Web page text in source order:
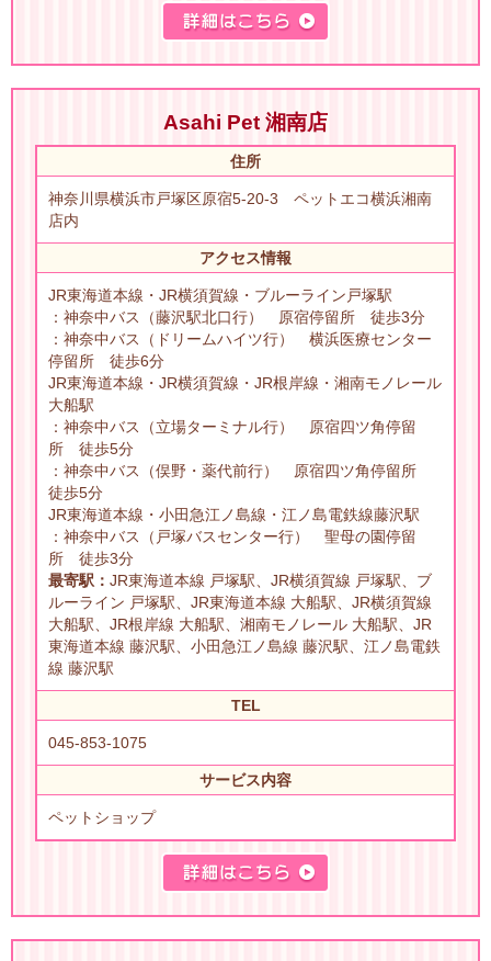
Asahi Pet 湘南店
住所
神奈川県横浜市戸塚区原宿5-20-3 ペットエコ横浜湘南
店内
アクセス情報
JR東海道本線・JR横須賀線・ブルーライン戸塚駅
：神奈中バス（藤沢駅北口行） 原宿停留所 徒歩3分
：神奈中バス（ドリームハイツ行） 横浜医療センター
停留所 徒歩6分
JR東海道本線・JR横須賀線・JR根岸線・湘南モノレール
大船駅
：神奈中バス（立場ターミナル行） 原宿四ツ角停留
所 徒歩5分
：神奈中バス（俣野・薬代前行） 原宿四ツ角停留所
徒歩5分
JR東海道本線・小田急江ノ島線・江ノ島電鉄線藤沢駅
：神奈中バス（戸塚バスセンター行） 聖母の園停留
所 徒歩3分
最寄駅： JR東海道本線 戸塚駅、JR横須賀線 戸塚駅、ブ
ルーライン 戸塚駅、JR東海道本線 大船駅、JR横須賀線
大船駅、JR根岸線 大船駅、湘南モノレール 大船駅、JR
東海道本線 藤沢駅、小田急江ノ島線 藤沢駅、江ノ島電鉄
線 藤沢駅
TEL
045-853-1075
サービス内容
ペットショップ